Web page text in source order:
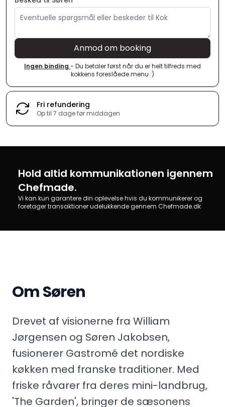
Anmod om booking
Ingen binding - Du betaler først når du er helt tilfreds med
kokkens foreslåede menu :)
Fri refundering
Op til 7 dage før middagen
Hold altid kommunikationen igennem
Chefmade.
Vi kan kun garantere din oplevelse hvis du kommunikerer og
foretager transaktioner udelukkende gennem Chefmade.dk
Om Søren
Drevet af visionerne fra William
Jørgensen og Søren Jakobsen,
fusionerer Gastromé det nordiske
køkken med franske traditioner. Med
friske råvarer fra deres mini-landbrug,
'The Garden', bringer de sæsonens